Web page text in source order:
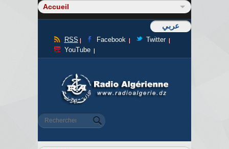
عربي
RSS Facebook
Twitter
YouTube
Formulaire de recherche
Rechercher